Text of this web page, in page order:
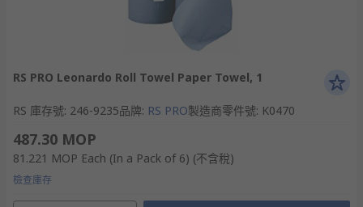
RS PRO Leonardo Roll Towel Paper Towel, 1
RS 庫存號: 246-9235品牌: RS PRO製造商零件號: K0470
487.30 MOP
81.221 MOP Each (In a Pack of 6) (不含稅)
檢查庫存